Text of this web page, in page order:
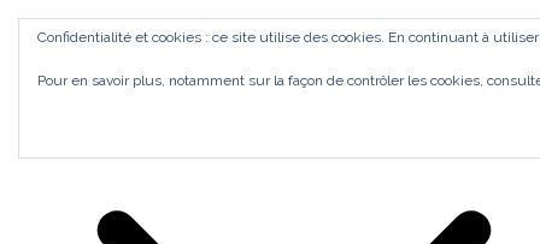
Aller
SI J'OSAIS
Bilan de Compétences Gestalt Rezé
ACCUEIL
Confidentialité et cookies : ce site utilise des cookies. En continuant à
Pour en savoir plus, notamment sur la façon de contrôler les cookies,